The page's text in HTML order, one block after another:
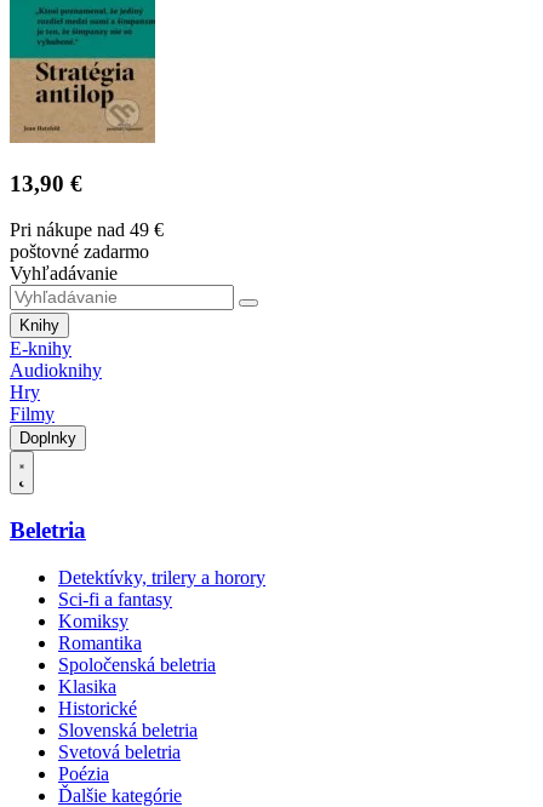
13,90 €
Pri nákupe nad 49 €
poštovné zadarmo
Vyhľadávanie
Knihy
E-knihy
Audioknihy
Hry
Filmy
Doplnky
Beletria
Detektívky, trilery a horory
Sci-fi a fantasy
Komiksy
Romantika
Spoločenská beletria
Klasika
Historické
Slovenská beletria
Svetová beletria
Poézia
Ďalšie kategórie